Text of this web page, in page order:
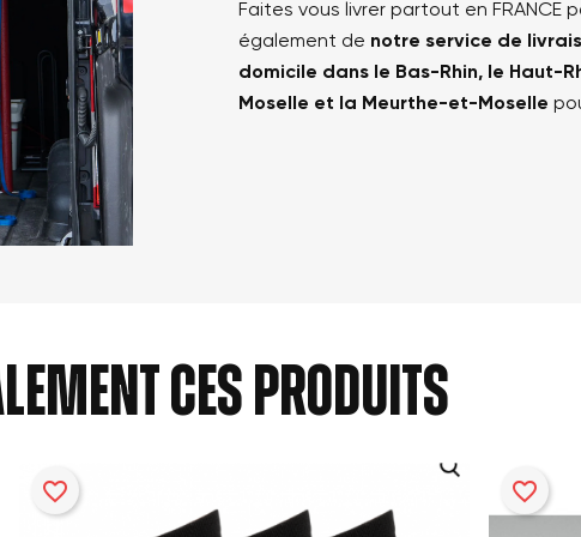
une nouvelle liste
Annuler
Créer une liste d'envies
Annuler
Connexion
Faites vous livrer partout en FRANCE
également de notre service de
domicile dans le Bas-Rhin, le Haut-
Moselle et la Meurthe-et-Moselle
ces produits
favorite_border favorite_border